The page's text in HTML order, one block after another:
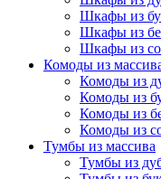
Шкафы из
Шкафы из
Шкафы из
Комоды из
Комоды из
Комоды из
Комоды из
Комоды из
Тумбы из массива
Тумбы из